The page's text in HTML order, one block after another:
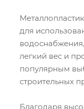
для
легкий вес и
популярным
строительных
Благодаря